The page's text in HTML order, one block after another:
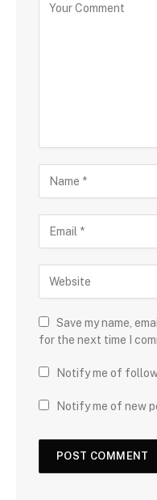
Save my name,
for the next time I
Notify me of
Notify me of new